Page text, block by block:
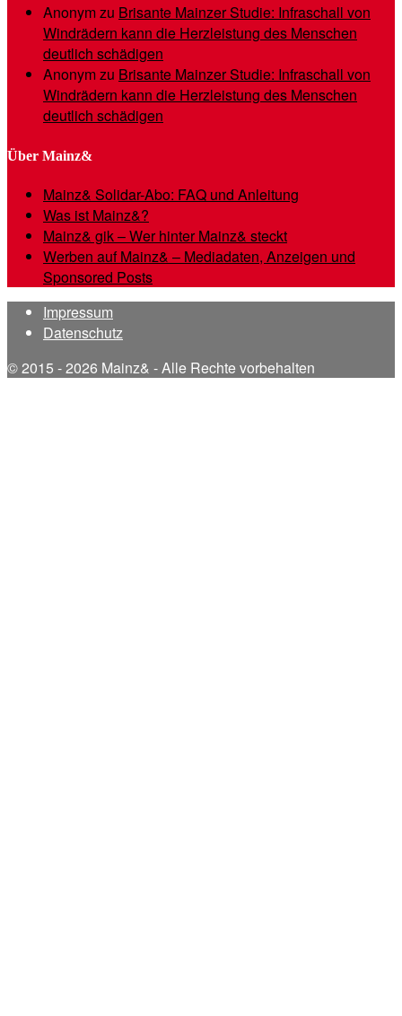
Anonymzu Brisante Mainzer Studie: Infraschall von
Windrädern kann die Herzleistung des Menschen
deutlich schädigen
Anonymzu Brisante Mainzer Studie: Infraschall von
Windrädern kann die Herzleistung des Menschen
deutlich schädigen
Über Mainz&
Mainz& Solidar-Abo: FAQ und Anleitung
Was ist Mainz&?
Mainz& gik – Wer hinter Mainz& steckt
Werben auf Mainz& – Mediadaten, Anzeigen und
Sponsored Posts
Impressum
Datenschutz
© 2015 - 2026 Mainz& - Alle Rechte vorbehalten